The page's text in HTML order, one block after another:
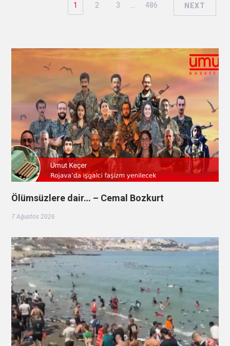
1 2 3 486 NEXT
Ölümsüzlere dair… – Cemal Bozkurt
7 Ağustos 2026